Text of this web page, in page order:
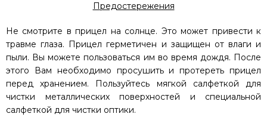
Предостережения
Не смотрите в прицел на солнце. Это может привести к
травме глаза. Прицел герметичен и защищен от влаги и
пыли. Вы можете пользоваться им во время дождя. После
этого Вам необходимо просушить и протереть прицел
перед хранением. Пользуйтесь мягкой салфеткой для
чистки металлических поверхностей и специальной
салфеткой для чистки оптики.